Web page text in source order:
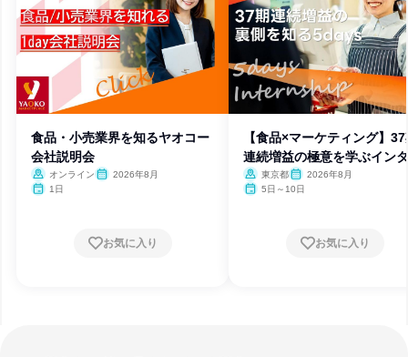
食品・小売業界を知るヤオコー
会社説明会
オンライン
2026年8月
1日
お気に入り
【食品×マーケティング】
連続増益の極意を学ぶイン
ン 東京都
2026年8月
5日～10日
お気に入り